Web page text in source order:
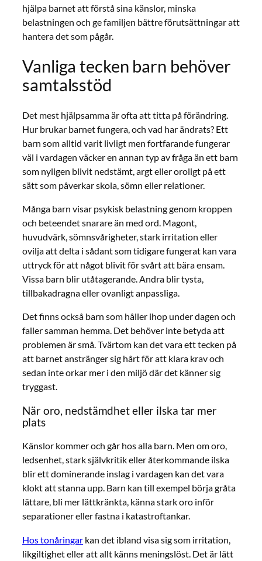
hjälpa barnet att förstå sina känslor, minska
belastningen och ge familjen bättre förutsättningar att
hantera det som pågår.
Vanliga tecken barn behöver
samtalsstöd
Det mest hjälpsamma är ofta att titta på förändring.
Hur brukar barnet fungera, och vad har ändrats? Ett
barn som alltid varit livligt men fortfarande fungerar
väl i vardagen väcker en annan typ av fråga än ett barn
som nyligen blivit nedstämt, argt eller oroligt på ett
sätt som påverkar skola, sömn eller relationer.
Många barn visar psykisk belastning genom kroppen
och beteendet snarare än med ord. Magont,
huvudvärk, sömnsvårigheter, stark irritation eller
ovilja att delta i sådant som tidigare fungerat kan vara
uttryck för att något blivit för svårt att bära ensam.
Vissa barn blir utåtagerande. Andra blir tysta,
tillbakadragna eller ovanligt anpassliga.
Det finns också barn som håller ihop under dagen och
faller samman hemma. Det behöver inte betyda att
problemen är små. Tvärtom kan det vara ett tecken på
att barnet anstränger sig hårt för att klara krav och
sedan inte orkar mer i den miljö där det känner sig
tryggast.
När oro, nedstämdhet eller ilska tar mer
plats
Känslor kommer och går hos alla barn. Men om oro,
ledsenhet, stark självkritik eller återkommande ilska
blir ett dominerande inslag i vardagen kan det vara
klokt att stanna upp. Barn kan till exempel börja gråta
lättare, bli mer lättkränkta, känna stark oro inför
separationer eller fastna i katastroftankar.
Hos tonåringar kan det ibland visa sig som irritation,
likgiltighet eller att allt känns meningslöst. Det är lätt